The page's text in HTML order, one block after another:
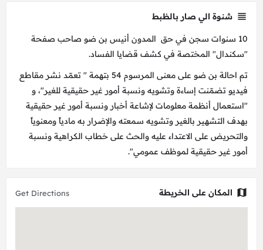
شنوة الي صار بالظبط
10 سنوات سجن في حق المدون أنيس بن ضو صاحب صفحة
"سكندال" المختصة في كشف قضايا الفساد.
تم احالة بن ضو على معنى المرسوم 54 بتهمة " تعمّد نشر مقاطع
فيديو تضمّنت إساءة وتشويه ونسبة أمور غير حقيقية للغير"، و
"استعمال أنظمة معلومات لإشاعة أخبار ونسبة أمور غير حقيقية
بهدف التشهير بالغير وتشويه سمعته والإضرار به مادياً ومعنوياً
والتحريض على الاعتداء عليه والحث على خطاب الكراهية ونسبة
أمور غير حقيقية لموظف عمومي".
المكان على الخريطة Get Directions